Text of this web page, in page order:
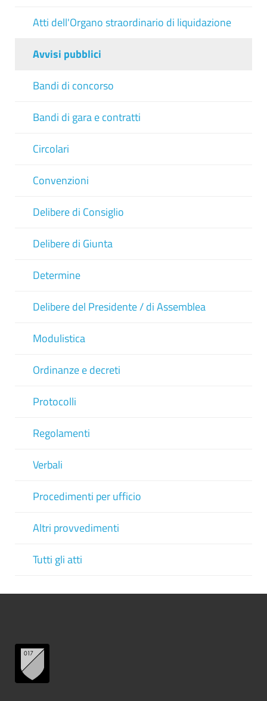
Atti dell'Organo straordinario di liquidazione
Avvisi pubblici
Bandi di concorso
Bandi di gara e contratti
Circolari
Convenzioni
Delibere di Consiglio
Delibere di Giunta
Determine
Delibere del Presidente / di Assemblea
Modulistica
Ordinanze e decreti
Protocolli
Regolamenti
Verbali
Procedimenti per ufficio
Altri provvedimenti
Tutti gli atti